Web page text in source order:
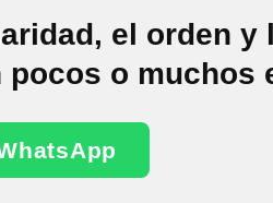
el orden y
o muchos